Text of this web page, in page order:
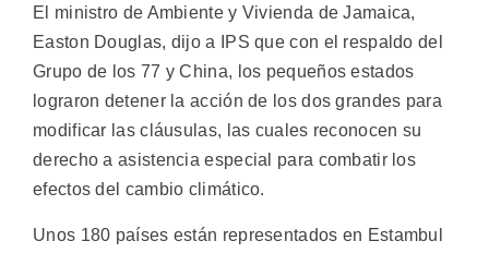
El ministro de Ambiente y Vivienda de Jamaica,
Easton Douglas, dijo a IPS que con el respaldo del
Grupo de los 77 y China, los pequeños estados
lograron detener la acción de los dos grandes para
modificar las cláusulas, las cuales reconocen su
derecho a asistencia especial para combatir los
efectos del cambio climático.
Unos 180 países están representados en Estambul